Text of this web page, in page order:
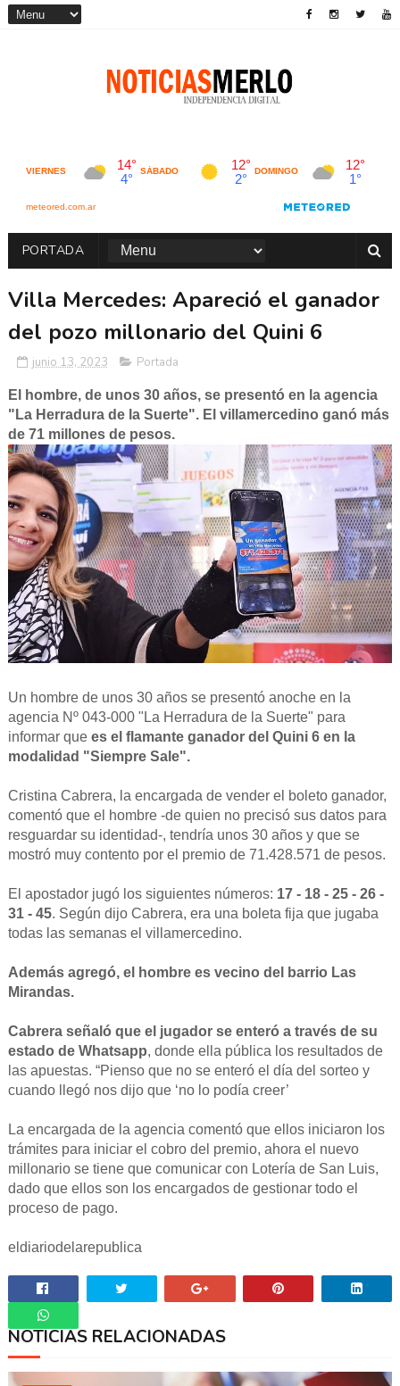
PORTADA
Villa Mercedes: Apareció el ganador
del pozo millonario del Quini 6
junio 13, 2023 Portada
El hombre, de unos 30 años, se presentó en la agencia
"La Herradura de la Suerte". El villamercedino ganó más
de 71 millones de pesos.
Un hombre de unos 30 años se presentó anoche en la
agencia Nº 043-000 "La Herradura de la Suerte" para
informar que es el flamante ganador del Quini 6 en la
modalidad "Siempre Sale".
Cristina Cabrera, la encargada de vender el boleto ganador,
comentó que el hombre -de quien no precisó sus datos para
resguardar su identidad-, tendría unos 30 años y que se
mostró muy contento por el premio de 71.428.571 de pesos.
El apostador jugó los siguientes números: 17 - 18 - 25 - 26 -
31 - 45. Según dijo Cabrera, era una boleta fija que jugaba
todas las semanas el villamercedino.
Además agregó, el hombre es vecino del barrio Las
Mirandas.
Cabrera señaló que el jugador se enteró a través de su
estado de Whatsapp, donde ella pública los resultados de
las apuestas. “Pienso que no se enteró el día del sorteo y
cuando llegó nos dijo que ‘no lo podía creer’
La encargada de la agencia comentó que ellos iniciaron los
trámites para iniciar el cobro del premio, ahora el nuevo
millonario se tiene que comunicar con Lotería de San Luis,
dado que ellos son los encargados de gestionar todo el
proceso de pago.
eldiariodelarepublica
Whatsapp
NOTICIAS RELACIONADAS